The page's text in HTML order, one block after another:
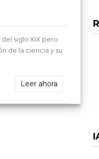
siglo XIX pero
de la ciencia y su
Leer ahora